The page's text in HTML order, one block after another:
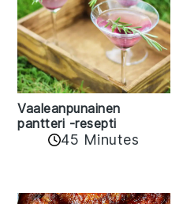
Vaaleanpunainen
pantteri -resepti
45 Minutes